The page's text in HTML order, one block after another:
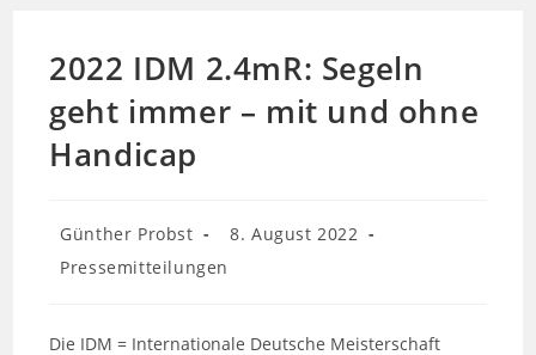
2022 IDM 2.4mR: Segeln
geht immer – mit und ohne
Handicap
Beitrags-
Günther Probst
Beitrag
veröffentlicht:
8. August 2022
Beitrags-
Pressemitteilungen
Die IDM = Internationale Deutsche Meisterschaft